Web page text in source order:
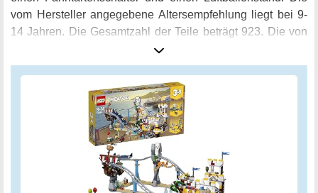
vom Hersteller angegebene Altersempfehlung liegt bei 9-
14 Jahren. Die Gesamtzahl der Teile beträgt 923. Die von
LEGO hergestellten Steine übertreffen stets die höchsten
Anforderungen der Branche in Bezug auf Konsistenz und
Kompatibilität. Sie passen immer fest zusammen und
lassen sich dennoch leicht trennen. Dies ist seit der
Gründung des Unternehmens im Jahr 1958 der Fall. Die
LEGO Steine und Teile werden umfangreichen Tests
unterzogen, um zu gewährleisten, dass sie von
höchstmöglicher Qualität sind und alle geltenden
Sicherheitsvorschriften erfüllen. Daher bietet das Modell